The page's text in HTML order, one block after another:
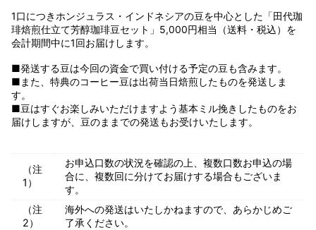
1口につきホンジュラス・インドネシアの豆を中心とした「田代珈
琲焙煎仕立て芳醇珈琲豆セット」5,000円相当（送料・税込）を
会計期間中に1回お届けします。
■発送する豆は今回の資金で買い付ける予定の豆も含みます。
■また、特典のコーヒー豆は出荷当日焙煎したものを発送しま
す。
■豆はすぐお楽しみいただけますよう基本ミル挽きしたものをお
届けしますが、豆のままでの発送もお受けいたします。
（注
1）
お申込口数の状況を確認の上、複数口数お申込の場
合に、複数回に分けてお届けする場合もございま
す。
（注
2）
海外への発送はいたしかねますので、あらかじめご
了承ください。